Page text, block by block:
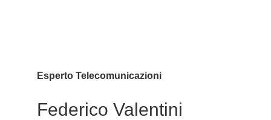
Esperto Telecomunicazioni
Federico Valentini